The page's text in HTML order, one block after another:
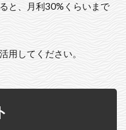
と、月利30%くらいまで
用してください。